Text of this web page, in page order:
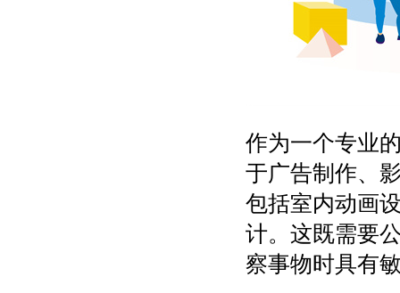
作为一个专业
于广告制作、
包括室内动画
计。这既需要
察事物时具有